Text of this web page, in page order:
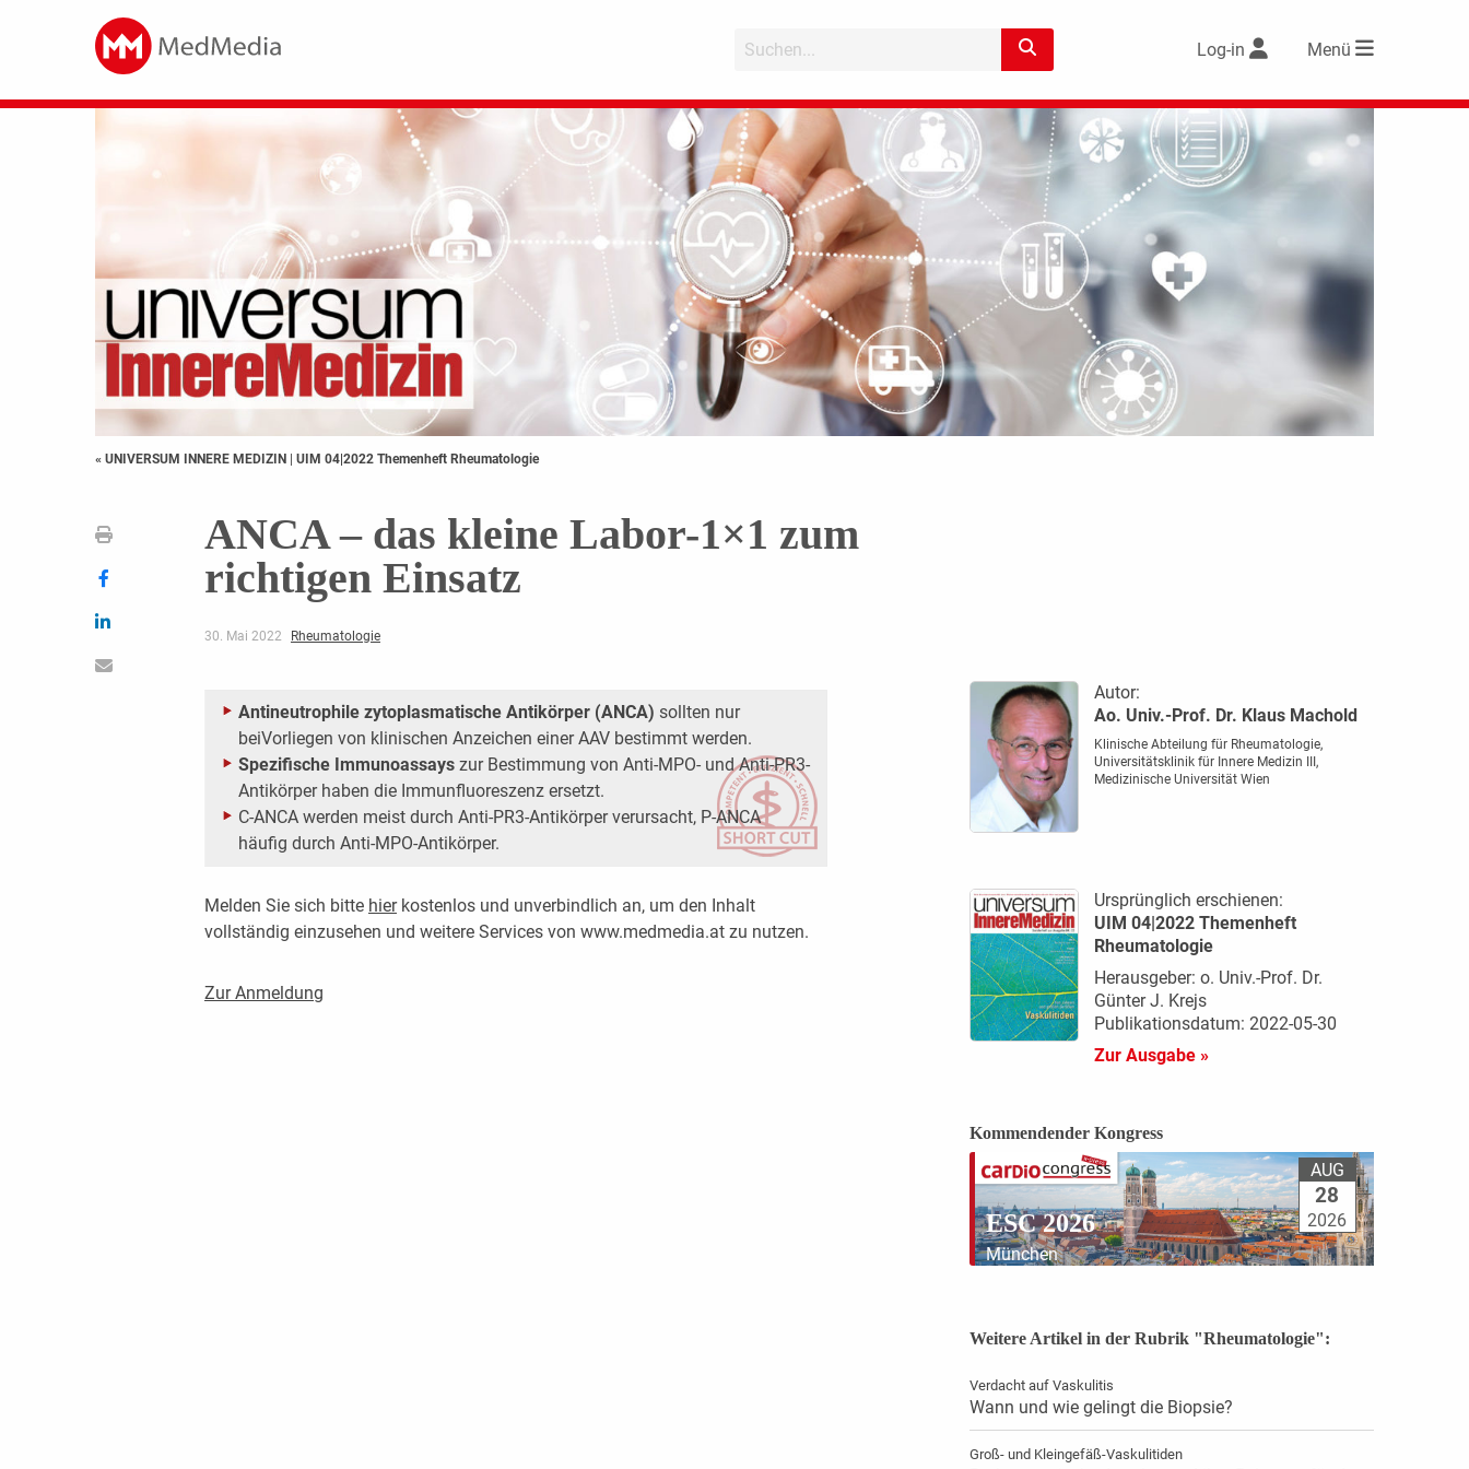
Log-in Menü
« UNIVERSUM INNERE MEDIZIN | UIM 04|2022 Themenheft Rheumatologie
ANCA – das kleine Labor-1×1 zum
richtigen Einsatz
30. Mai 2022 Rheumatologie
Antineutrophile zytoplasmatische Antikörper (ANCA) sollten nur
beiVorliegen von klinischen Anzeichen einer AAV bestimmt werden.
Spezifische Immunoassayszur Bestimmung von Anti-MPO- und Anti-PR3-
Antikörper haben die Immunfluoreszenz ersetzt.
C-ANCA werden meist durch Anti-PR3-Antikörper verursacht, P-ANCA
häufig durch Anti-MPO-Antikörper.
Melden Sie sich bitte hierkostenlos und unverbindlich an, um den Inhalt
vollständig einzusehen und weitere Services von www.medmedia.at zu nutzen.
Zur Anmeldung
Autor:
Ao. Univ.-Prof. Dr. Klaus Machold
Klinische Abteilung für Rheumatologie,
Universitätsklinik für Innere Medizin III,
Medizinische Universität Wien
Ursprünglich erschienen:
UIM 04|2022 Themenheft
Rheumatologie
Herausgeber: o. Univ.-Prof. Dr.
Günter J. Krejs
Publikationsdatum: 2022-05-30
Zur Ausgabe »
Kommendender Kongress
ESC 2026
München
AUG
28
2026
Weitere Artikel in der Rubrik "Rheumatologie":
Verdacht auf Vaskulitis
Wann und wie gelingt die Biopsie?
Groß- und Kleingefäß-Vaskulitiden